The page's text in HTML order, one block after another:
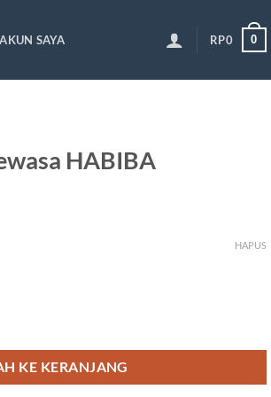
AKUN SAYA RP0 0
HABIBA
HAPUS
KE KERANJANG